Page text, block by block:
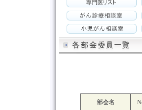
部会名